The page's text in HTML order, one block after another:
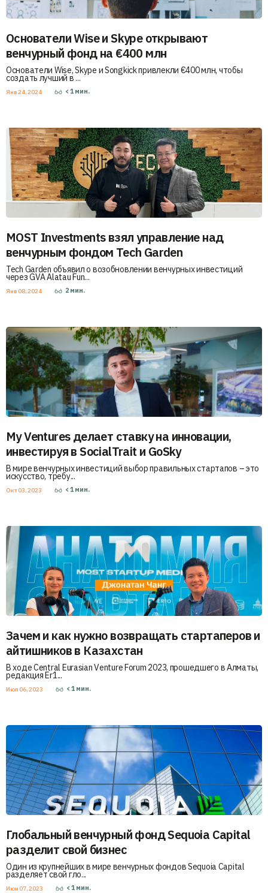
Основатели Wise и Skype открывают
венчурный фонд на €400 млн
Основатели Wise, Skype и Songkick привлекли €400 млн, чтобы
создать лучший в ...
Янв 24, 2024 < 1 мин.
MOST Investments взял управление над
венчурным фондом Tech Garden
Tech Garden объявил о возобновлении венчурных инвестиций
через GVA Alatau Fun...
Янв 08, 2024 2 мин.
My Ventures делает ставку на инновации,
инвестируя в SocialTrait и GoSky
В мире венчурных инвестиций выбор правильных стартапов – это
искусство, требу...
Окт 03, 2023 < 1 мин.
Зачем и как нужно возвращать стартаперов и
айтишников в Казахстан
В ходе Central Eurasian Venture Forum 2023, прошедшего в Алматы,
редакция Er1...
Июл 06, 2023 < 1 мин.
Глобальный венчурный фонд Sequoia Capital
разделит свой бизнес
Один из крупнейших в мире венчурных фондов Sequoia Capital
разделяет свой гло...
Июн 07, 2023 < 1 мин.